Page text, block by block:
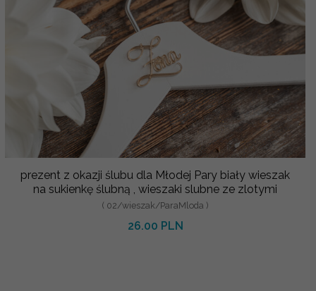
prezent z okazji ślubu dla Młodej Pary biały wieszak
na sukienkę ślubną , wieszaki slubne ze zlotymi
( 02/wieszak/ParaMloda )
26.00 PLN